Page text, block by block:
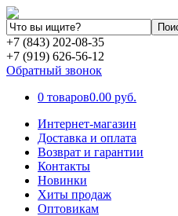
+7 (843) 202-08-35
+7 (919) 626-56-12
Обратный звонок
0 товаров0.00 руб.
Интернет-магазин
Доставка и оплата
Возврат и гарантии
Контакты
Новинки
Хиты продаж
Оптовикам